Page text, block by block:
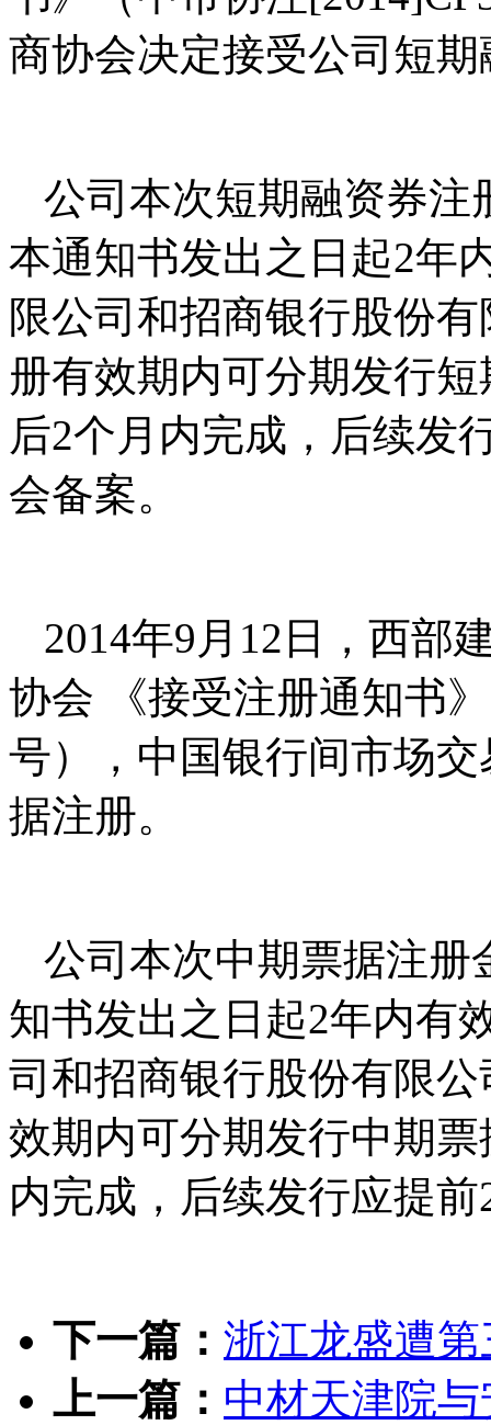
商协会决定接受公司短
公司本次短期融资券注
本通知书发出之日起2年
限公司和招商银行股份
册有效期内可分期发行
后2个月内完成，后续发
会备案。
2014年9月12日，西部
协会 《接受注册通知书
号），中国银行间市场
据注册。
公司本次中期票据注册
知书发出之日起2年内有
司和招商银行股份有限
效期内可分期发行中期
内完成，后续发行应提
下一篇： 浙江龙盛遭
上一篇： 中材天津院